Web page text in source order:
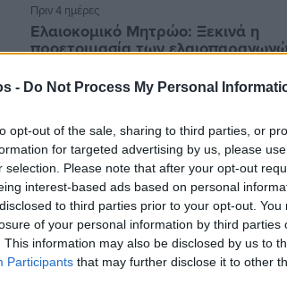
- Do Not Process My Personal
opt-out of the sale, sharing to third parties, or
for targeted advertising by us, please
selection. Please note that after your opt-out
interest-based ads based on personal
to third parties prior to your opt-out.
of your personal information by third parties
This information may also be disclosed by us to
Participants that may further disclose it to other
Πριν 4 ημέρες
Ελαιοκομικό Μητρώο: Ξεκινά η
προετοιμασία των